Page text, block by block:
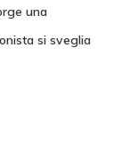
una
si sveglia